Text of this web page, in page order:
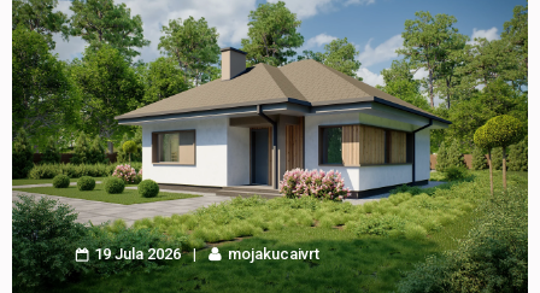
19 Jula 2026 mojakucaivrt